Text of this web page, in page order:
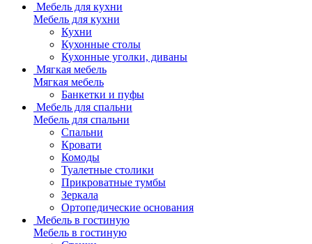
Мебель для кухни
Мебель для кухни
Кухни
Кухонные столы
Кухонные уголки, диваны
Мягкая мебель
Мягкая мебель
Банкетки и пуфы
Мебель для спальни
Мебель для спальни
Спальни
Кровати
Комоды
Туалетные столики
Прикроватные тумбы
Зеркала
Ортопедические основания
Мебель в гостиную
Мебель в гостиную